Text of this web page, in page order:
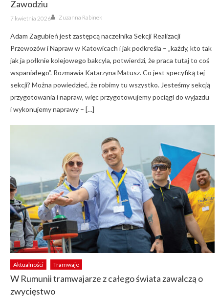
Zawodziu
Posted
on
7 kwietnia 2026 Author
Zuzanna Rabinek
Adam Zagubień jest zastępcą naczelnika Sekcji Realizacji
Przewozów i Napraw w Katowicach i jak podkreśla – „każdy, kto tak
jak ja połknie kolejowego bakcyla, potwierdzi, że praca tutaj to coś
wspaniałego”. Rozmawia Katarzyna Matusz. Co jest specyfiką tej
sekcji? Można powiedzieć, że robimy tu wszystko. Jesteśmy sekcją
przygotowania i napraw, więc przygotowujemy pociągi do wyjazdu
i wykonujemy naprawy – […]
Aktualności Tramwaje
W Rumunii tramwajarze z całego świata zawalczą o
zwycięstwo